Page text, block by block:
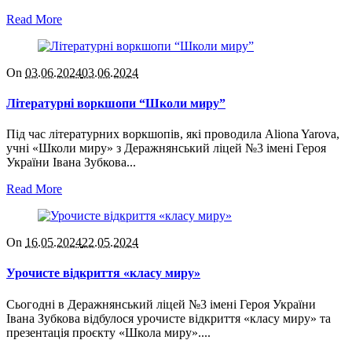
Read More
On 03.06.202403.06.2024
Літературні воркшопи “Школи миру”
Під час літературних воркшопів, які проводила Aliona Yarova,
учні «Школи миру» з Деражнянський ліцей №3 імені Героя
України Івана Зубкова...
Read More
On 16.05.202422.05.2024
Урочисте відкриття «класу миру»
Сьогодні в Деражнянський ліцей №3 імені Героя України
Івана Зубкова відбулося урочисте відкриття «класу миру» та
презентація проєкту «Школа миру»....